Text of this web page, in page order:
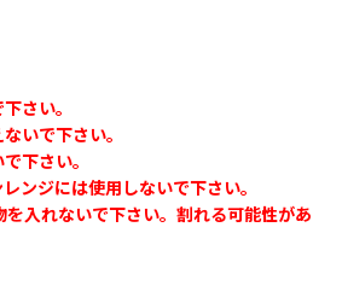
さい。
いで下さい。
下さい。
ンジには使用しないで下さい。
入れないで下さい。割れる可能性があ